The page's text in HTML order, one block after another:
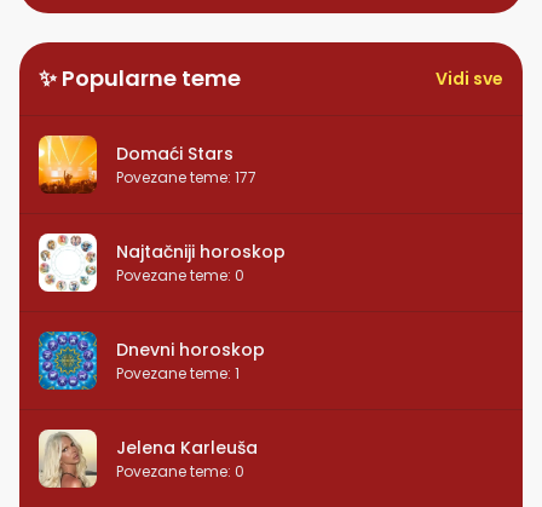
✨ Popularne teme Vidi sve
Domaći Stars
Povezane teme: 177
Najtačniji horoskop
Povezane teme: 0
Dnevni horoskop
Povezane teme: 1
Jelena Karleuša
Povezane teme: 0